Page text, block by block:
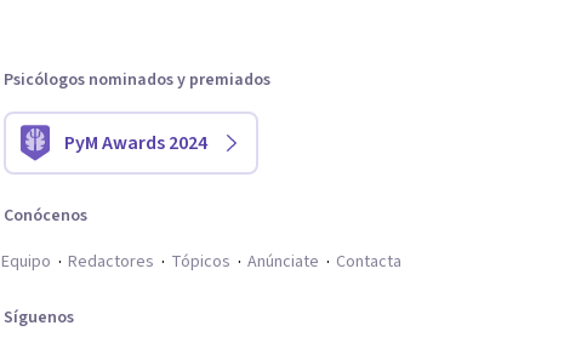
Psicólogos nominados y premiados
PyM Awards 2024
Conócenos
Equipo
Redactores Tópicos Anúnciate Contacta
Síguenos